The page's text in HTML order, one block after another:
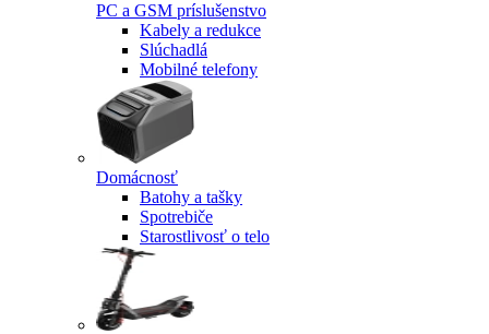
PC a GSM príslušenstvo
Kabely a redukce
Slúchadlá
Mobilné telefony
Domácnosť
Batohy a tašky
Spotrebiče
Starostlivosť o telo